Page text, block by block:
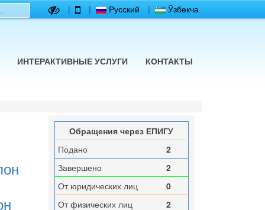
| | Русский | Ўзбекча
ИНТЕРАКТИВНЫЕ УСЛУГИ КОНТАКТЫ
Обращения через ЕПИГУ
Подано
2
Завершено
2
От юридических лиц
0
От физических лиц
2